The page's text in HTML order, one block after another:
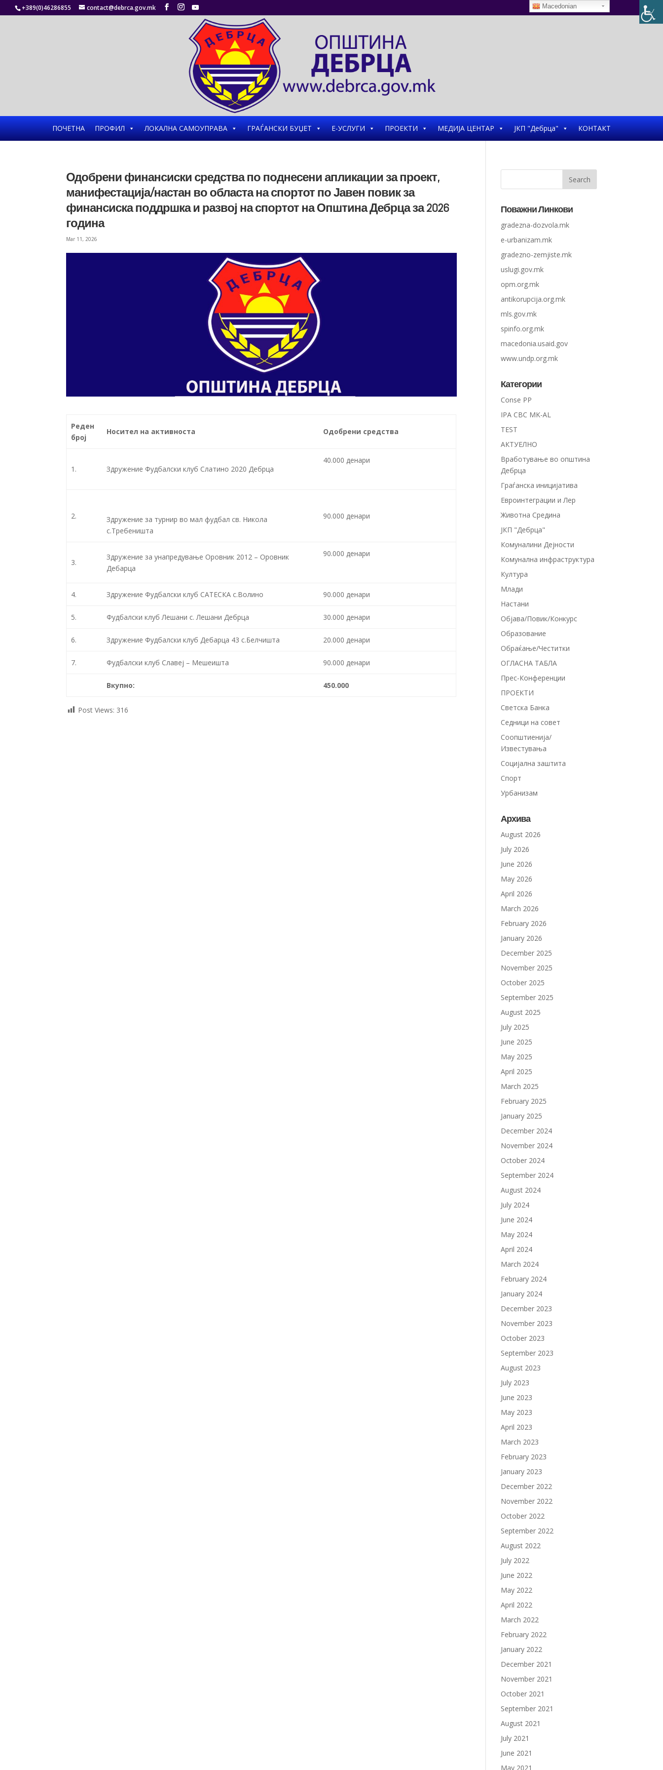
+389(0)46286855 contact@debrca.gov.mk
ПОЧЕТНА ПРОФИЛ ЛОКАЛНА САМОУПРАВА ГРАЃАНСКИ БУЏЕТ Е-УСЛУГИ ПРОЕКТИ МЕДИЈА ЦЕНТАР ЈКП "Дебрца" КОНТАКТ
Одобрени финансиски средства по поднесени апликации за проект,
манифестација/настан во областа на спортот по Јавен повик за
финансиска поддршка и развој на спортот на Општина Дебрца за 2026
година
Mar 11, 2026
Реден
број
Носител на активноста Одобрени средства
1. Здружение Фудбалски клуб Слатино 2020 Дебрца
40.000 денари
2.
Здружение за турнир во мал фудбал св. Никола
с.Требеништа
90.000 денари
3.
Здружение за унапредување Оровник 2012 – Оровник
Дебарца
90.000 денари
4. Здружение Фудбалски клуб САТЕСКА с.Волино 90.000 денари
5. Фудбалски клуб Лешани с. Лешани Дебрца 30.000 денари
6. Здружение Фудбалски клуб Дебарца 43 с.Белчишта 20.000 денари
7. Фудбалски клуб Славеј – Мешеишта 90.000 денари
Вкупно: 450.000
Post Views: 316
Поважни Линкови
gradezna-dozvola.mk
e-urbanizam.mk
gradezno-zemjiste.mk
uslugi.gov.mk
opm.org.mk
antikorupcija.org.mk
mls.gov.mk
spinfo.org.mk
macedonia.usaid.gov
www.undp.org.mk
Категории
Conse PP
IPA CBC MK-AL
TEST
АКТУЕЛНО
Вработување во општина
Дебрца
Граѓанска иницијатива
Евроинтеграции и Лер
Животна Средина
ЈКП "Дебрца"
Комуналини Дејности
Комунална инфраструктура
Култура
Млади
Настани
Објава/Повик/Конкурс
Образование
Обраќање/Честитки
ОГЛАСНА ТАБЛА
Прес-Конференции
ПРОЕКТИ
Светска Банка
Седници на совет
Соопштиенија/
Известувања
Социјална заштита
Спорт
Урбанизам
Архива
August 2026
July 2026
June 2026
May 2026
April 2026
March 2026
February 2026
January 2026
December 2025
November 2025
October 2025
September 2025
August 2025
July 2025
June 2025
May 2025
April 2025
March 2025
February 2025
January 2025
December 2024
November 2024
October 2024
September 2024
August 2024
July 2024
June 2024
May 2024
April 2024
March 2024
February 2024
January 2024
December 2023
November 2023
October 2023
September 2023
August 2023
July 2023
June 2023
May 2023
April 2023
March 2023
February 2023
January 2023
December 2022
November 2022
October 2022
September 2022
August 2022
July 2022
June 2022
May 2022
April 2022
March 2022
February 2022
January 2022
December 2021
November 2021
October 2021
September 2021
August 2021
July 2021
June 2021
May 2021
Macedonian